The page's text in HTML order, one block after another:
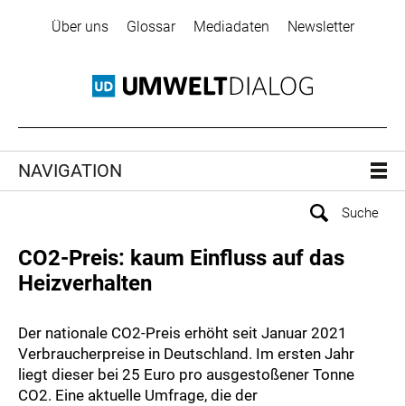
Über uns Glossar Mediadaten Newsletter
NAVIGATION
CO2-Preis: kaum Einfluss auf das
Heizverhalten
Der nationale CO2-Preis erhöht seit Januar 2021
Verbraucherpreise in Deutschland. Im ersten Jahr
liegt dieser bei 25 Euro pro ausgestoßener Tonne
CO2. Eine aktuelle Umfrage, die der